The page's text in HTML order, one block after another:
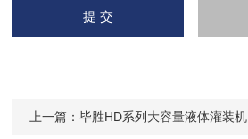
上一篇：毕胜HD系列大容量液体灌装机